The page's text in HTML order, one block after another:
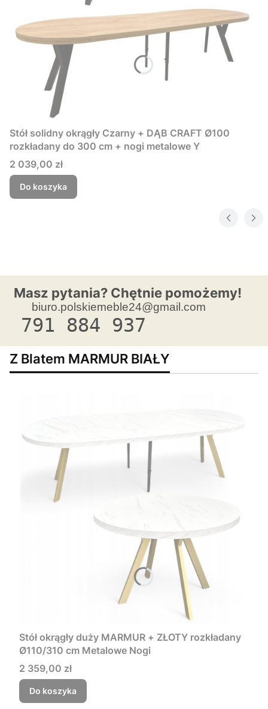
Stół solidny okrągły Czarny + DĄB CRAFT Ø100
rozkładany do 300 cm + nogi metalowe Y
Cena
2 039,00 zł
Do koszyka
Masz pytania? Chętnie pomożemy!
biuro.polskiemeble24@gmail.com
791 884 937
Z Blatem MARMUR BIAŁY
Stół okrągły duży MARMUR + ZŁOTY rozkładany
Ø110/310 cm Metalowe Nogi
Cena
2 359,00 zł
Do koszyka